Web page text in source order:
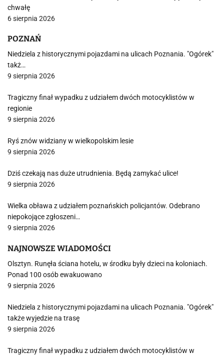
chwałę
6 sierpnia 2026
POZNAŃ
Niedziela z historycznymi pojazdami na ulicach Poznania. "Ogórek"
takż…
9 sierpnia 2026
Tragiczny finał wypadku z udziałem dwóch motocyklistów w
regionie
9 sierpnia 2026
Ryś znów widziany w wielkopolskim lesie
9 sierpnia 2026
Dziś czekają nas duże utrudnienia. Będą zamykać ulice!
9 sierpnia 2026
Wielka obława z udziałem poznańskich policjantów. Odebrano
niepokojące zgłoszeni…
9 sierpnia 2026
NAJNOWSZE WIADOMOŚCI
Olsztyn. Runęła ściana hotelu, w środku były dzieci na koloniach.
Ponad 100 osób ewakuowano
9 sierpnia 2026
Niedziela z historycznymi pojazdami na ulicach Poznania. "Ogórek"
także wyjedzie na trasę
9 sierpnia 2026
Tragiczny finał wypadku z udziałem dwóch motocyklistów w